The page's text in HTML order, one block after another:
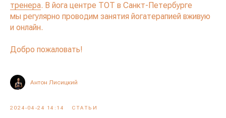
тренера. В йога центре ТОТ в Санкт-Петербурге
мы регулярно проводим занятия йогатерапией вживую
и онлайн.
Добро пожаловать!
Антон Лисицкий
2024-04-24 14:14 СТАТЬИ